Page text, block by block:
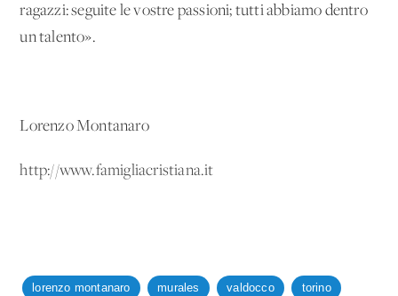
ragazzi: seguite le vostre passioni; tutti abbiamo dentro
un talento».
Lorenzo Montanaro
http://www.famigliacristiana.it
lorenzo montanaro murales valdocco torino